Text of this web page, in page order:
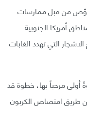
من قبل ممارسات
أمريكا الجنوبية
التي تهدد الغابات
أولى مرحباً بها، خطوة قد
طريق امتصاص الكربون